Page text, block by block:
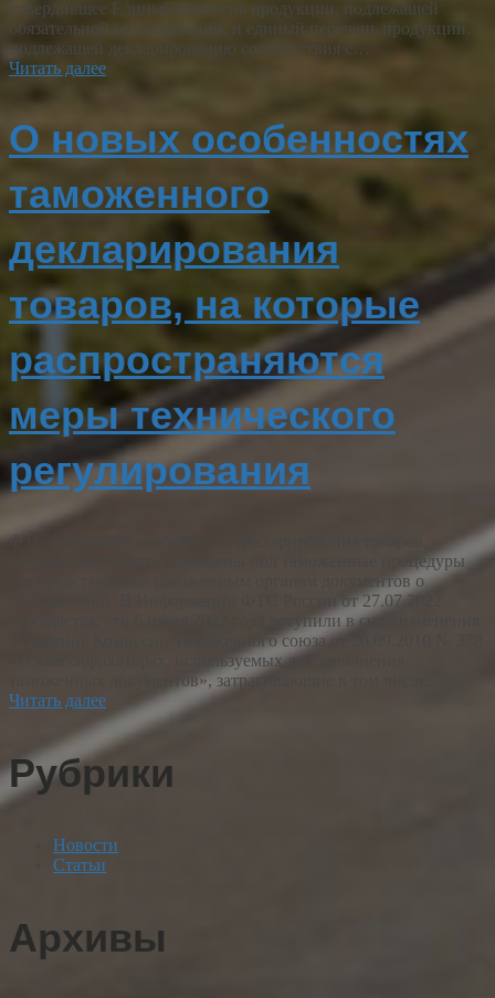
утвердившее Единый перечень продукции, подлежащей
обязательной сертификации, и единый перечень продукции,
подлежащей декларированию соответствия с…
Читать далее
О новых особенностях
таможенного
декларирования
товаров, на которые
распространяются
меры технического
регулирования
ФТС разъясняет особенности декларирования товаров,
которые могут быть помещены под таможенные процедуры
без представления таможенным органам документов о
соответствии. В Информации ФТС России от 27.07.2022
сообщается, что 6 июня 2022 года вступили в силу изменения
в Решение Комиссии Таможенного союза от 20.09.2010 № 378
«О классификаторах, используемых для заполнения
таможенных документов», затрагивающие в том числе…
Читать далее
Рубрики
Новости
Статьи
Архивы